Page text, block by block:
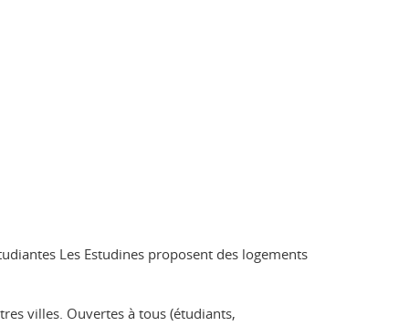
Les Estudines proposent des logements
villes. Ouvertes à tous (étudiants,